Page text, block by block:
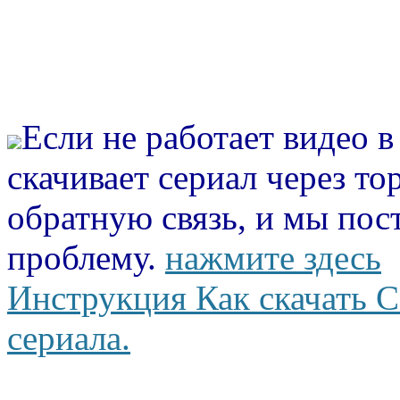
Если не работает видео
скачивает сериал через
обратную связь, и мы
проблему. нажмите здесь
Инструкция Как скачать
сериала.